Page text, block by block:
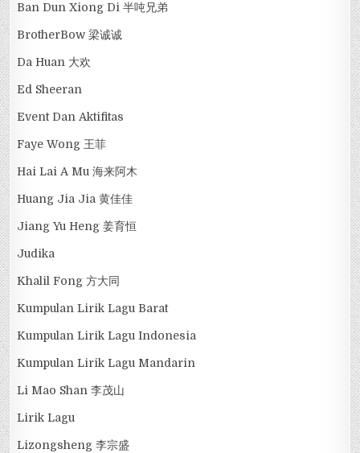
Ban Dun Xiong Di 半吨兄弟
BrotherBow 梁诚诚
Da Huan 大欢
Ed Sheeran
Event Dan Aktifitas
Faye Wong 王菲
Hai Lai A Mu 海来阿木
Huang Jia Jia 黄佳佳
Jiang Yu Heng 姜育恒
Judika
Khalil Fong 方大同
Kumpulan Lirik Lagu Barat
Kumpulan Lirik Lagu Indonesia
Kumpulan Lirik Lagu Mandarin
Li Mao Shan 李茂山
Lirik Lagu
Lizongsheng 李宗盛